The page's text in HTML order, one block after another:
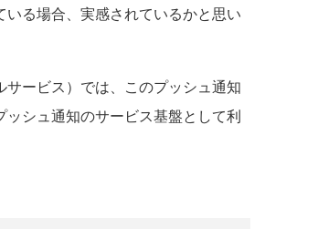
る場合、実感されているかと思い
ービス）では、このプッシュ通知
シュ通知のサービス基盤として利